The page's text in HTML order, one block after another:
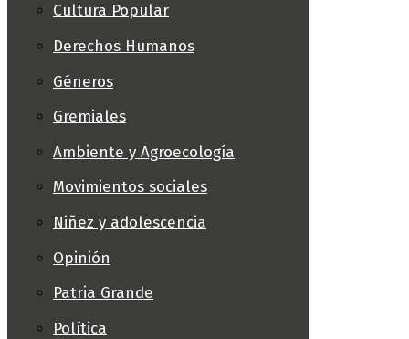
Cultura Popular
Derechos Humanos
Géneros
Gremiales
Ambiente y Agroecología
Movimientos sociales
Niñez y adolescencia
Opinión
Patria Grande
Política